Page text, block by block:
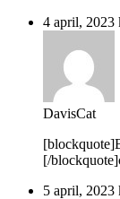
4 april, 2023
DavisCat
[/
5 april, 2023